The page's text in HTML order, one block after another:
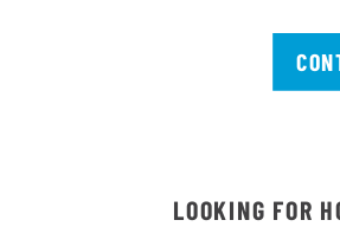
LOOKING FOR